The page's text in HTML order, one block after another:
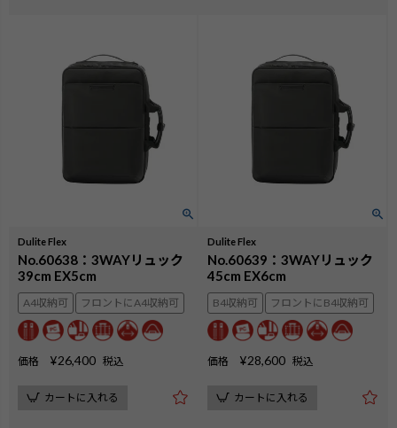
Dulite Flex
No.60638：3WAYリュック
39cm EX5cm
A4収納可 フロントにA4収納可
価格 ¥26,400 税込
カートに入れる
Dulite Flex
No.60639：3WAYリュック
45cm EX6cm
B4収納可 フロントにB4収納可
価格 ¥28,600 税込
カートに入れる